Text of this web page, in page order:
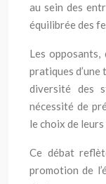
au sein des
équilibrée des
Les
pratiques d’une
diversité des
nécessité de
le choix de
Ce débat
promotion de